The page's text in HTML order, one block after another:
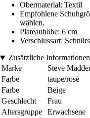
Obermaterial: Textil
Empfohlene
wählen.
Plateauhöhe: 6 cm
Verschlussart:
Zusätzliche Informationen
Marke
Steve
Farbe
taupe/rosé
Farbe
Beige
Geschlecht
Frau
Altersgruppe
Erwachsene